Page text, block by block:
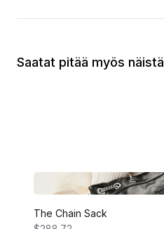
Saatat pitää myös näistä
The Chain Sack